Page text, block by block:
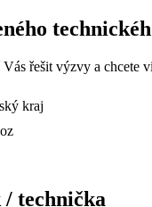
řešit výzvy a chcete
kraj
technička